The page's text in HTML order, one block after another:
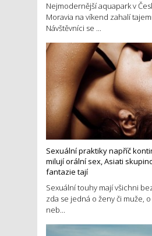
Nejmodernější aquapark v
Moravia na víkend zahalí
Návštěvníci se ...
Sexuální praktiky napříč
milují orální sex, Asiati
fantazie tají
Sexuální touhy mají všichni
zda se jedná o ženy či muže,
neb...